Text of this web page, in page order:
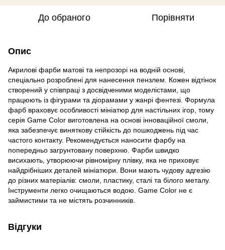
До обраного Порівняти
Опис
Акрилові фарби матові та непрозорі на водній основі,
спеціально розроблені для нанесення пензлем. Кожен відтінок
створений у співпраці з досвідченими моделістами, що
працюють із фігурами та діорамами у жанрі фентезі. Формула
фарб враховує особливості мініатюр для настільних ігор, тому
серія Game Color виготовлена на основі інноваційної смоли,
яка забезпечує виняткову стійкість до пошкоджень під час
частого контакту. Рекомендується наносити фарбу на
попередньо загрунтовану поверхню. Фарби швидко
висихають, утворюючи рівномірну плівку, яка не приховує
найдрібніших деталей мініатюри. Вони мають чудову адгезію
до різних матеріалів: смоли, пластику, сталі та білого металу.
Інструменти легко очищаються водою. Game Color не є
займистими та не містять розчинників.
Відгуки